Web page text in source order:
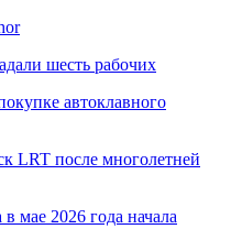
шесть рабочих
автоклавного
LRT после многолетней
мае 2026 года начала